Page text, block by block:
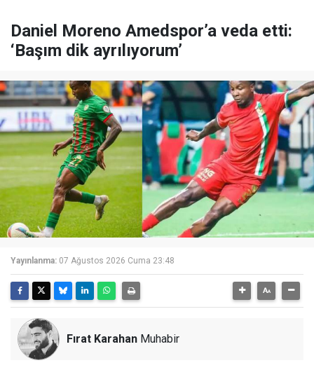
Daniel Moreno Amedspor’a veda etti:
‘Başım dik ayrılıyorum’
Yayınlanma: 07 Ağustos 2026 Cuma 23:48
Fırat Karahan Muhabir